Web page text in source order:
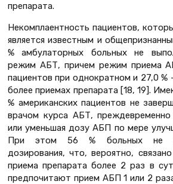
препарата.
Некомплаентность пациентов,
является известным и
% амбулаторных больных не
режим АБТ, причем режим приема
пациентов при однократном и 27,0 %
более приемах препарата [18, 19].
% американских пациентов не
врачом курса АБТ, преждевременно
или уменьшая дозу АБП по мере
При этом 56 % больных не
дозирования, что, вероятно,
приема препарата более 2 раз в
предпочитают прием АБП 1 или 2